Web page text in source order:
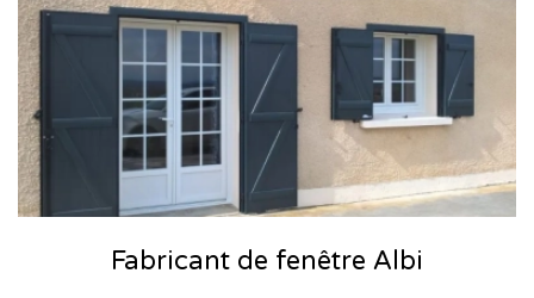
Fabricant de fenêtre Albi